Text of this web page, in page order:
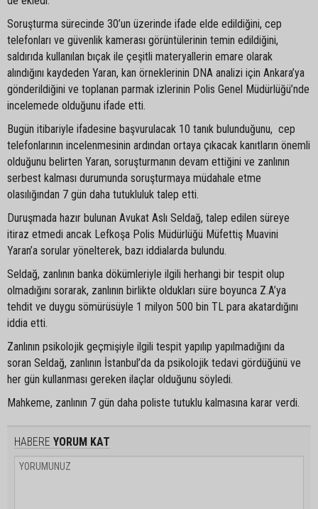
Soruşturma sürecinde 30’un üzerinde ifade elde edildiğini, cep
telefonları ve güvenlik kamerası görüntülerinin temin edildiğini,
saldırıda kullanılan bıçak ile çeşitli materyallerin emare olarak
alındığını kaydeden Yaran, kan örneklerinin DNA analizi için Ankara’ya
gönderildiğini ve toplanan parmak izlerinin Polis Genel Müdürlüğü’nde
incelemede olduğunu ifade etti.
Bugün itibariyle ifadesine başvurulacak 10 tanık bulunduğunu, cep
telefonlarının incelenmesinin ardından ortaya çıkacak kanıtların önemli
olduğunu belirten Yaran, soruşturmanın devam ettiğini ve zanlının
serbest kalması durumunda soruşturmaya müdahale etme
olasılığından 7 gün daha tutukluluk talep etti.
Duruşmada hazır bulunan Avukat Aslı Seldağ, talep edilen süreye
itiraz etmedi ancak Lefkoşa Polis Müdürlüğü Müfettiş Muavini
Yaran’a sorular yönelterek, bazı iddialarda bulundu.
Seldağ, zanlının banka dökümleriyle ilgili herhangi bir tespit olup
olmadığını sorarak, zanlının birlikte oldukları süre boyunca Z.A’ya
tehdit ve duygu sömürüsüyle 1 milyon 500 bin TL para akatardığını
iddia etti.
Zanlının psikolojik geçmişiyle ilgili tespit yapılıp yapılmadığını da
soran Seldağ, zanlının İstanbul’da da psikolojik tedavi gördüğünü ve
her gün kullanması gereken ilaçlar olduğunu söyledi.
Mahkeme, zanlının 7 gün daha poliste tutuklu kalmasına karar verdi.
HABERE YORUM KAT